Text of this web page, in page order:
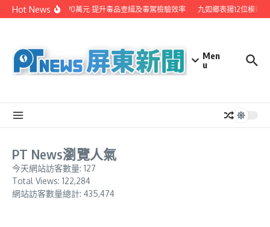
Skip to content
Hot News
屏縣投入2570萬元 提升毒品查緝及毒駕檢驗效率 九如鄉表揚12位模範
Men
u
PT News瀏覽人氣
今天網站訪客數量: 127
Total Views: 122,284
網站訪客數量總計: 435,474